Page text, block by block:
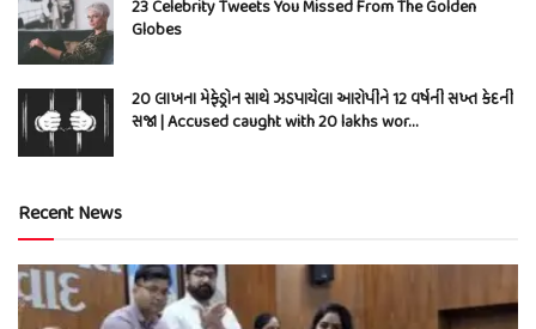
23 Celebrity Tweets You Missed From The Golden
Globes
20 લાખના મેફેડ્રોન સાથે ઝડપાયેલા આરોપીને 12 વર્ષની સખ્ત કેદની
સજા | Accused caught with 20 lakhs wor…
Recent News